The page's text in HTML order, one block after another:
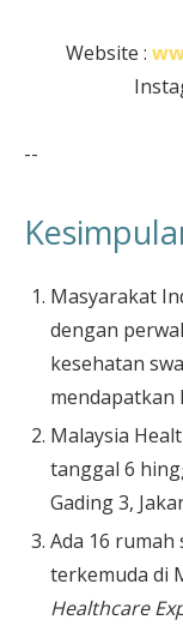
Website :
--
Masyarakat
dengan
kesehatan
mendapatkan
Malaysia
tanggal 6
Gading 3,
Ada 16
terkemuda di
Healthcare